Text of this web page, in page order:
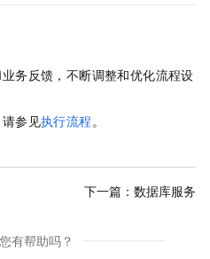
务反馈，不断调整和优化流程设
参见执行流程。
下一篇： 数据库服务
有帮助吗？